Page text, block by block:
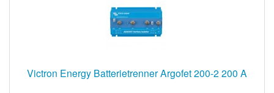
Victron Energy Batterietrenner Argofet 200-2 200 A